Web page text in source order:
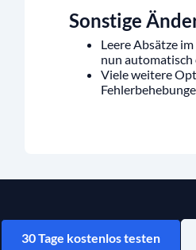
Sonstige
Leere Absätze
nun
Viele weitere
30 Tage kostenlos testen